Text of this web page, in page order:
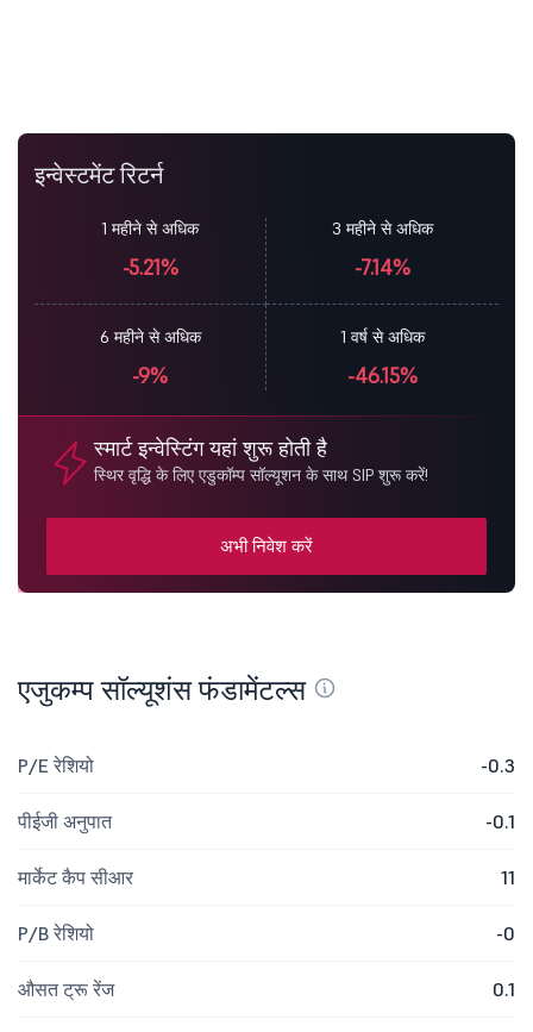
इन्वेस्टमेंट रिटर्न
1 महीने से अधिक
-5.21%
3 महीने से अधिक
-7.14%
6 महीने से अधिक
-9%
1 वर्ष से अधिक
-46.15%
स्मार्ट इन्वेस्टिंग यहां शुरू होती है
स्थिर वृद्धि के लिए एडुकॉम्प सॉल्यूशन के साथ SIP शुरू करें!
अभी निवेश करें
एजुकम्प सॉल्यूशंस फंडामेंटल्स
P/E रेशियो -0.3
पीईजी अनुपात -0.1
मार्केट कैप सीआर 11
P/B रेशियो -0
औसत ट्रू रेंज 0.1